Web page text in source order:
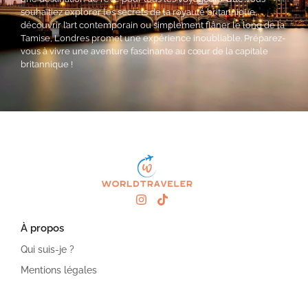
souhaitiez explorer les secrets de la royauté britannique,
découvrir l’art contemporain ou simplement flâner le long de la
Tamise, Londres promet une expérience inoubliable. Préparez-
vous à vivre une aventure fascinante au cœur de la capitale
britannique !
À propos
Qui suis-je ?
Mentions légales